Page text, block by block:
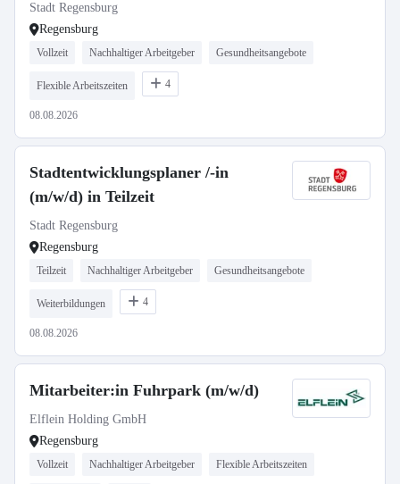
Stadt Regensburg
Regensburg
Vollzeit Nachhaltiger Arbeitgeber Gesundheitsangebote
Flexible Arbeitszeiten 4
08.08.2026
Stadtentwicklungsplaner /-in
(m/w/d) in Teilzeit
Stadt Regensburg
Regensburg
Teilzeit Nachhaltiger Arbeitgeber Gesundheitsangebote
Weiterbildungen 4
08.08.2026
Mitarbeiter:in Fuhrpark (m/w/d)
Elflein Holding GmbH
Regensburg
Vollzeit Nachhaltiger Arbeitgeber Flexible Arbeitszeiten